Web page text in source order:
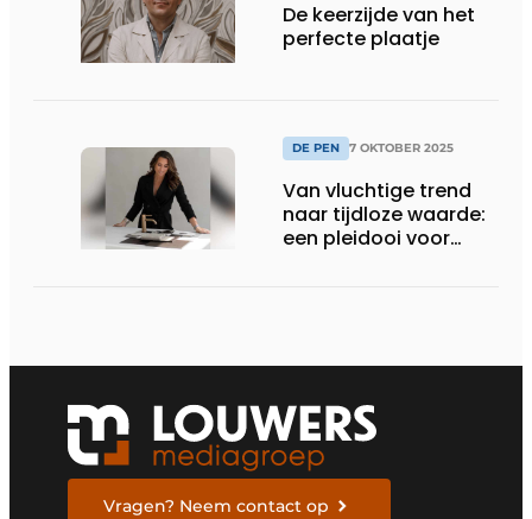
De keerzijde van het
perfecte plaatje
DE PEN 7 OKTOBER 2025
Van vluchtige trend
naar tijdloze waarde:
een pleidooi voor
Vragen? Neem contact op